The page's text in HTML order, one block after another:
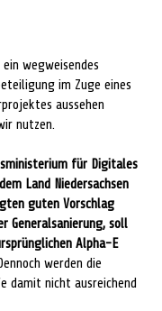
wegweisendes
im Zuge eines
aussehen
nutzen.
für Digitales
Land Niedersachsen
guten Vorschlag
Generalsanierung, soll
Alpha-E
Dennoch werden die
damit nicht ausreichend